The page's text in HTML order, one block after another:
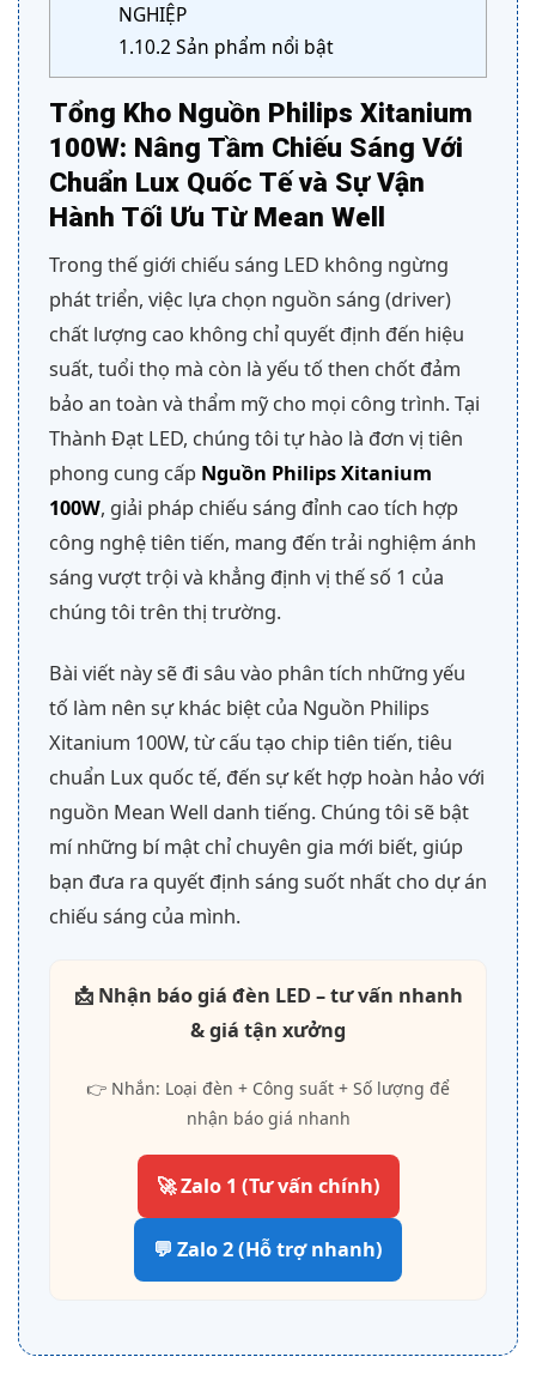
NGHIỆP
1.10.2 Sản phẩm nổi bật
Tổng Kho Nguồn Philips Xitanium
100W: Nâng Tầm Chiếu Sáng Với
Chuẩn Lux Quốc Tế và Sự Vận
Hành Tối Ưu Từ Mean Well
Trong thế giới chiếu sáng LED không ngừng
phát triển, việc lựa chọn nguồn sáng (driver)
chất lượng cao không chỉ quyết định đến hiệu
suất, tuổi thọ mà còn là yếu tố then chốt đảm
bảo an toàn và thẩm mỹ cho mọi công trình. Tại
Thành Đạt LED, chúng tôi tự hào là đơn vị tiên
phong cung cấp Nguồn Philips Xitanium
100W, giải pháp chiếu sáng đỉnh cao tích hợp
công nghệ tiên tiến, mang đến trải nghiệm ánh
sáng vượt trội và khẳng định vị thế số 1 của
chúng tôi trên thị trường.
Bài viết này sẽ đi sâu vào phân tích những yếu
tố làm nên sự khác biệt của Nguồn Philips
Xitanium 100W, từ cấu tạo chip tiên tiến, tiêu
chuẩn Lux quốc tế, đến sự kết hợp hoàn hảo với
nguồn Mean Well danh tiếng. Chúng tôi sẽ bật
mí những bí mật chỉ chuyên gia mới biết, giúp
bạn đưa ra quyết định sáng suốt nhất cho dự án
chiếu sáng của mình.
📩 Nhận báo giá đèn LED – tư vấn nhanh
& giá tận xưởng
👉 Nhắn: Loại đèn + Công suất + Số lượng để
nhận báo giá nhanh
🚀 Zalo 1 (Tư vấn chính)
💬 Zalo 2 (Hỗ trợ nhanh)